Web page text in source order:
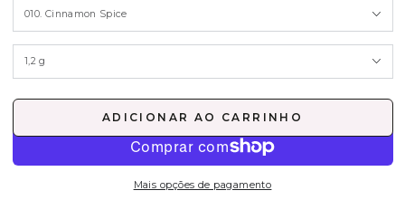
ADICIONAR AO CARRINHO
Mais opções de pagamento